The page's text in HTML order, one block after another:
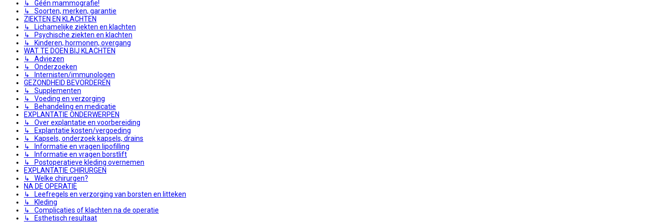
↳ Géén mammografie!
↳ Soorten, merken, garantie
ZIEKTEN EN KLACHTEN
↳ Lichamelijke ziekten en klachten
↳ Psychische ziekten en klachten
↳ Kinderen, hormonen, overgang
WAT TE DOEN BIJ KLACHTEN
↳ Adviezen
↳ Onderzoeken
↳ Internisten/immunologen
GEZONDHEID BEVORDEREN
↳ Supplementen
↳ Voeding en verzorging
↳ Behandeling en medicatie
EXPLANTATIE ONDERWERPEN
↳ Over explantatie en voorbereiding
↳ Explantatie kosten/vergoeding
↳ Kapsels, onderzoek kapsels, drains
↳ Informatie en vragen lipofilling
↳ Informatie en vragen borstlift
↳ Postoperatieve kleding overnemen
EXPLANTATIE CHIRURGEN
↳ Welke chirurgen?
NA DE OPERATIE
↳ Leefregels en verzorging van borsten en litteken
↳ Kleding
↳ Complicaties of klachten na de operatie
↳ Esthetisch resultaat